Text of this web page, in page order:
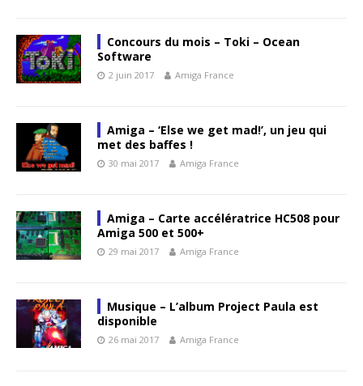
Concours du mois – Toki – Ocean
Software
2 juin 2017 Amiga France
Amiga – ‘Else we get mad!’, un jeu qui
met des baffes !
30 mai 2017 Amiga France
Amiga – Carte accélératrice HC508 pour
Amiga 500 et 500+
29 mai 2017 Amiga France
Musique – L’album Project Paula est
disponible
26 mai 2017 Amiga France